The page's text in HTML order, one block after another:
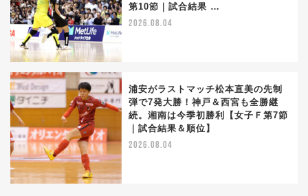
第10節｜試合結果 …
2026.08.04
浦安がラストマッチ松本直美の先制
弾で7発大勝！神戸＆西宮も全勝継
続。湘南は今季初勝利【女子Ｆ第7節
｜試合結果＆順位】
2026.08.04